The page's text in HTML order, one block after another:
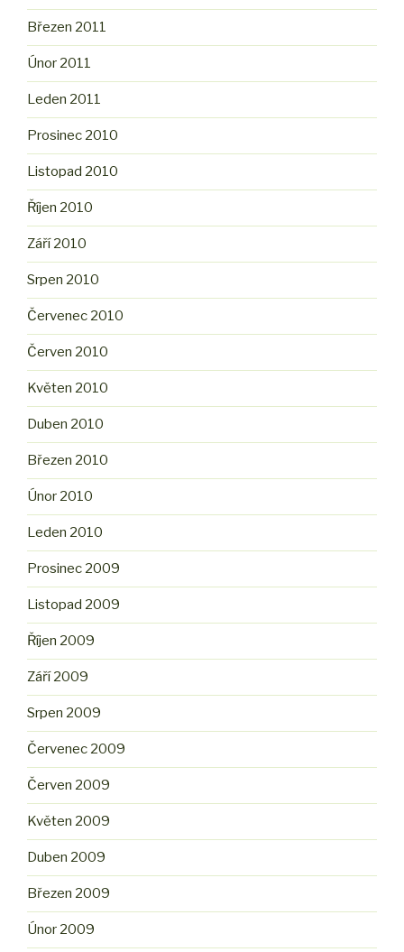
Březen 2011
Únor 2011
Leden 2011
Prosinec 2010
Listopad 2010
Říjen 2010
Září 2010
Srpen 2010
Červenec 2010
Červen 2010
Květen 2010
Duben 2010
Březen 2010
Únor 2010
Leden 2010
Prosinec 2009
Listopad 2009
Říjen 2009
Září 2009
Srpen 2009
Červenec 2009
Červen 2009
Květen 2009
Duben 2009
Březen 2009
Únor 2009